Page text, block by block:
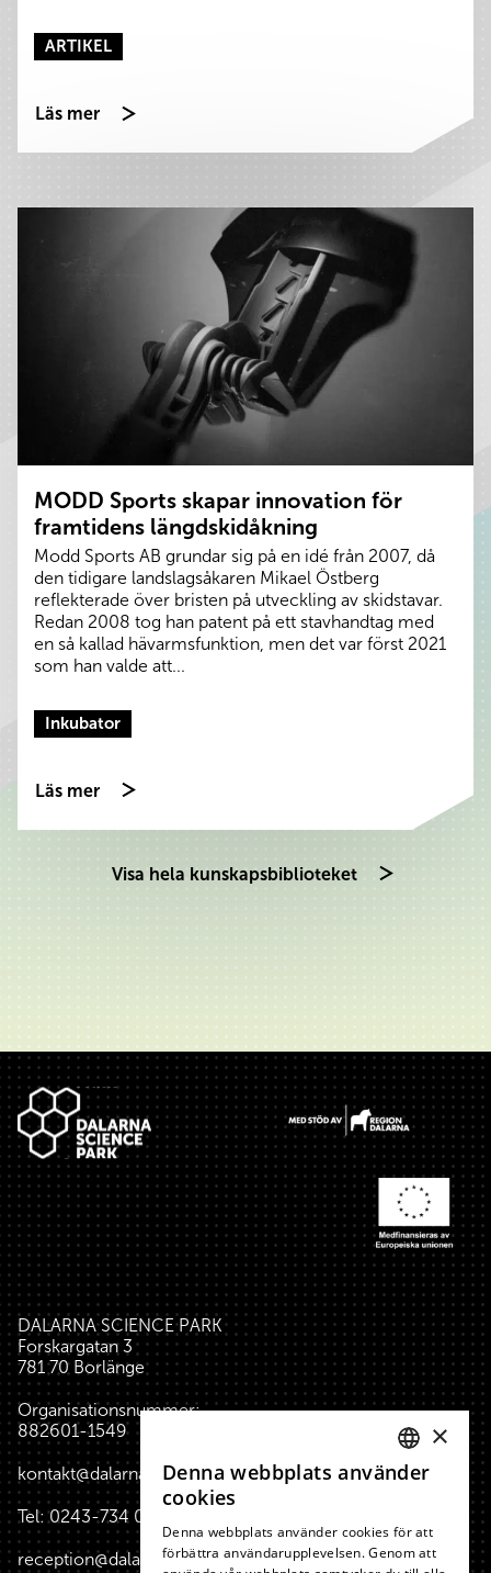
ARTIKEL
Läs mer
MODD Sports skapar innovation för
framtidens längdskidåkning
Modd Sports AB grundar sig på en idé från 2007, då
den tidigare landslagsåkaren Mikael Östberg
reflekterade över bristen på utveckling av skidstavar.
Redan 2008 tog han patent på ett stavhandtag med
en så kallad hävarmsfunktion, men det var först 2021
som han valde att...
Inkubator
Läs mer
Visa hela kunskapsbiblioteket
Sidfot
DALARNA SCIENCE PARK
Forskargatan 3
781 70 Borlänge
Organisationsnummer:
882601-1549
kontakt@dalarnasciencepark.se
Tel:0243-734 00
reception@dalarnasciencepark.se
SWEDISH
×
Denna webbplats använder
cookies
Denna webbplats använder cookies för att
förbättra användarupplevelsen. Genom att